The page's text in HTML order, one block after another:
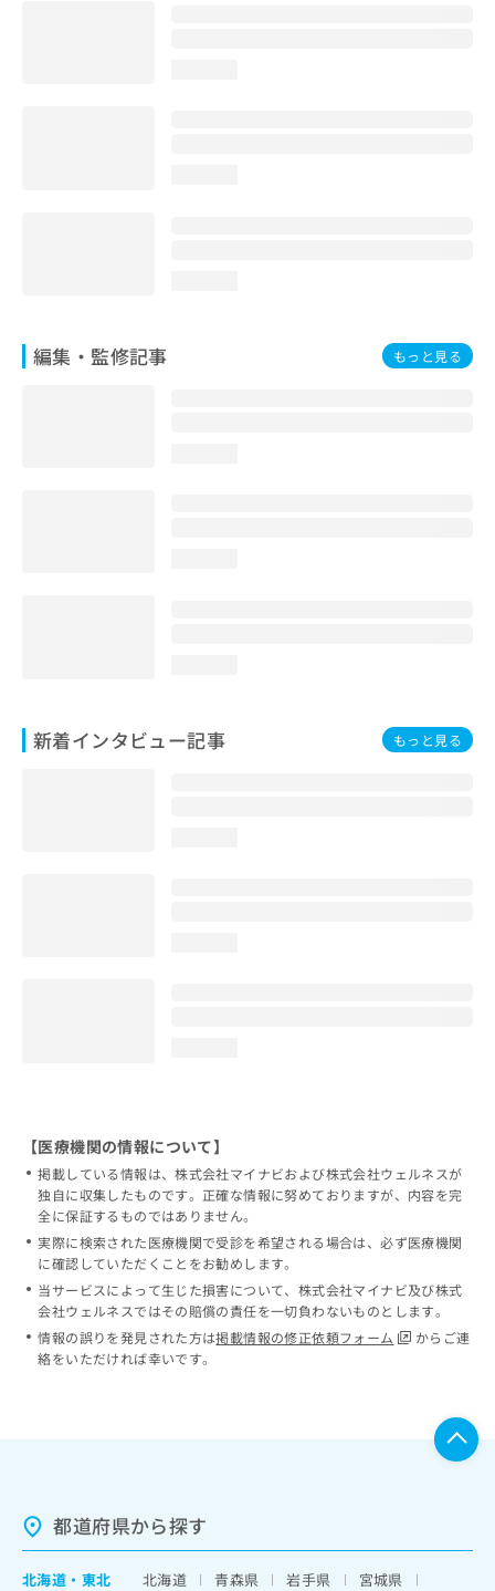
編集・監修記事 もっと見る
新着インタビュー記事 もっと見る
【医療機関の情報について】
掲載している情報は、株式会社マイナビおよび株式会社ウェルネスが
独自に収集したものです。正確な情報に努めておりますが、内容を完
全に保証するものではありません。
実際に検索された医療機関で受診を希望される場合は、必ず医療機関
に確認していただくことをお勧めします。
当サービスによって生じた損害について、株式会社マイナビ及び株式
会社ウェルネスではその賠償の責任を一切負わないものとします。
情報の誤りを発見された方は掲載情報の修正依頼フォーム
からご連
絡をいただければ幸いです。
都道府県から探す
北海道 ・ 東北 北海道 青森県 岩手県
宮城県